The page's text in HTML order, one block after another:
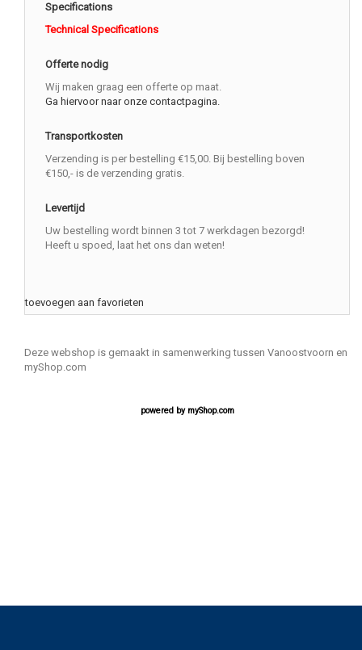
Specifications
Technical Specifications
Offerte nodig
Wij maken graag een offerte op maat.
Ga hiervoor naar onze contactpagina.
Transportkosten
Verzending is per bestelling €15,00. Bij bestelling boven
€150,- is de verzending gratis.
Levertijd
Uw bestelling wordt binnen 3 tot 7 werkdagen bezorgd!
Heeft u spoed, laat het ons dan weten!
toevoegen aan favorieten
Deze webshop is gemaakt in samenwerking tussen Vanoostvoorn en
myShop.com
powered by myShop.com